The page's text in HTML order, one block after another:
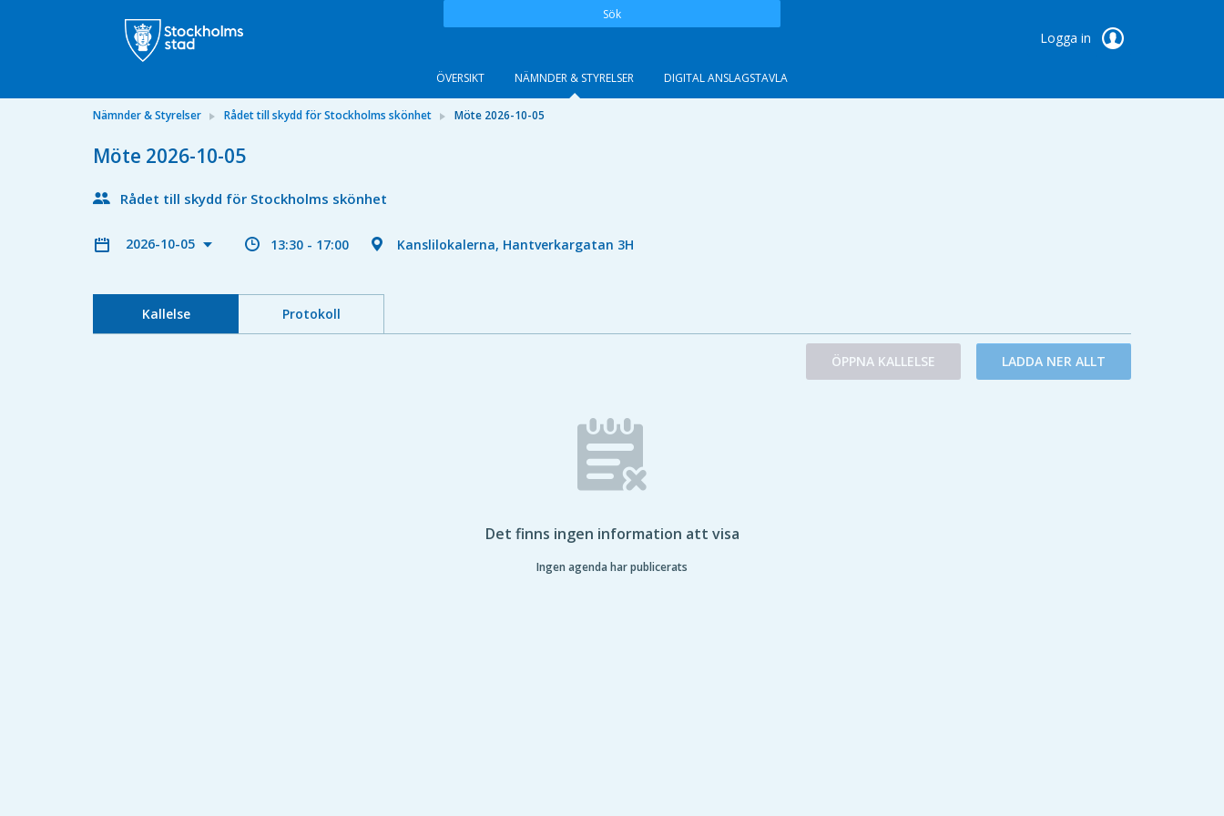
Sök
Logga in
ÖVERSIKT NÄMNDER & STYRELSER DIGITAL ANSLAGSTAVLA
Nämnder & Styrelser Rådet till skydd för Stockholms skönhet Möte 2026-10-05
Möte 2026-10-05
Rådet till skydd för Stockholms skönhet
2026-10-05 13:30 - 17:00 Kanslilokalerna, Hantverkargatan 3H
Kallelse Protokoll
ÖPPNA KALLELSE LADDA NER ALLT
Det finns ingen information att visa
Ingen agenda har publicerats